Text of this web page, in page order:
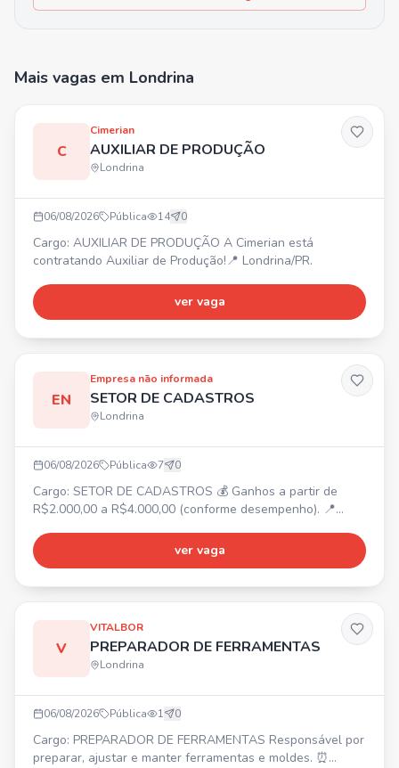
Mais vagas em Londrina
C
Cimerian
AUXILIAR DE PRODUÇÃO
Londrina
06/08/2026 Pública 14 0
Cargo: AUXILIAR DE PRODUÇÃO A Cimerian está
contratando Auxiliar de Produção!📍 Londrina/PR.
ver vaga
EN
Empresa não informada
SETOR DE CADASTROS
Londrina
06/08/2026 Pública 7 0
Cargo: SETOR DE CADASTROS 💰 Ganhos a partir de
R$2.000,00 a R$4.000,00 (conforme desempenho). 📍
19:30. Sábado: 09:00 às 14:00. ✅ Treinamento fornecido,
não é necessária experiência.
ver vaga
V
VITALBOR
PREPARADOR DE FERRAMENTAS
Londrina
06/08/2026 Pública 1 0
Cargo: PREPARADOR DE FERRAMENTAS Responsável por
preparar, ajustar e manter ferramentas e moldes. ⏰